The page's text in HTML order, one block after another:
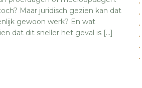
Maar juridisch gezien kan dat
gewoon werk? En wat
dat dit sneller het geval is […]